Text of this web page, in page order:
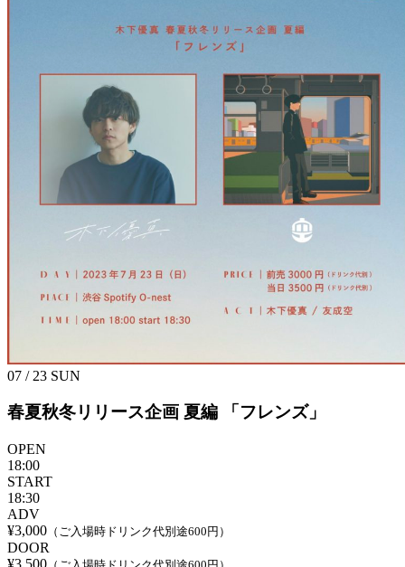
07 / 23 SUN
春夏秋冬リリース企画 夏編 「フレンズ」
OPEN
18:00
START
18:30
ADV
¥3,000 （ご入場時ドリンク代別途600円）
DOOR